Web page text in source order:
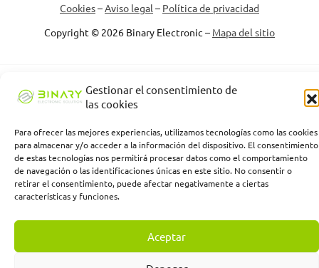
Gestionar el consentimiento de
las cookies
Para ofrecer las mejores experiencias, utilizamos tecnologías como las cookies
para almacenar y/o acceder a la información del dispositivo. El consentimiento
de estas tecnologías nos permitirá procesar datos como el comportamiento
de navegación o las identificaciones únicas en este sitio. No consentir o
retirar el consentimiento, puede afectar negativamente a ciertas
características y funciones.
Aceptar
Cookies–Aviso legal – Política de privacidad
Copyright © 2026 Binary Electronic – Mapa del sitio
Binary Electronic Solution empresa beneficiaria, ha recibido una
subvención de la Consejería de Empleo, Empresa y Trabajo
Europea con cargo al Programa FSE+ Andalucía 2021-2027,
enmarcada en el Programa Emplea-T, para la inserción laboral y el
fomento de la contratación en el ámbito de la Comunidad
Autónoma de Andalucía. Línea 2. Incentivo a la segunda o
sucesivas contrataciones indefinidas ordinarias por parte de
personas trabajadoras autónomas, y a cualquier contratación
indefinida ordinaria por parte de pymes.